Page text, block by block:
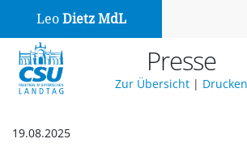
Leo Dietz MdL
Presse
Zur Übersicht | Drucken
19.08.2025